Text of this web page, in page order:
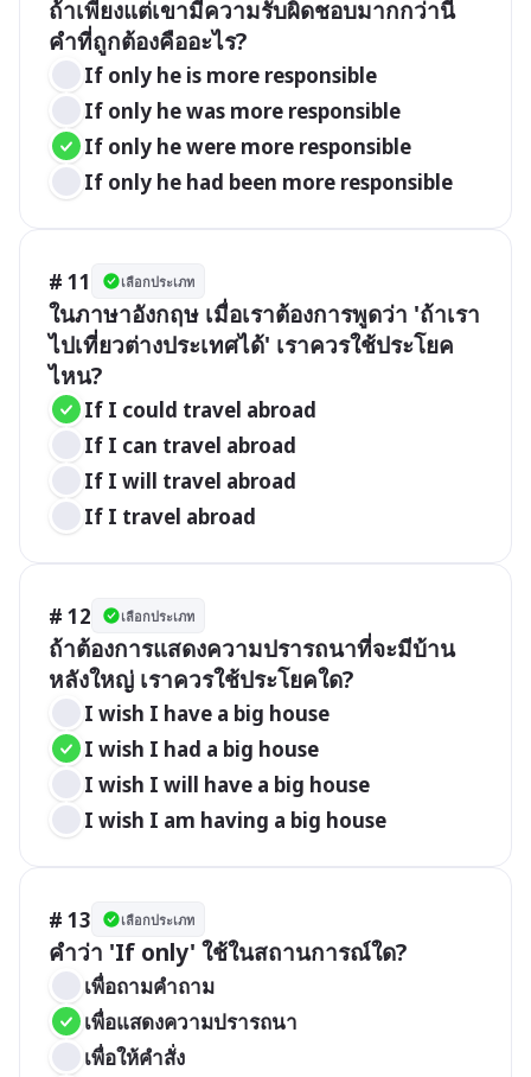
ถ้าเพียงแต่เขามีความรับผิดชอบมากกว่านี้
คำที่ถูกต้องคืออะไร?
If only he is more responsible
If only he was more responsible
If only he were more responsible
If only he had been more responsible
# 11 เลือกประเภท
ในภาษาอังกฤษ เมื่อเราต้องการพูดว่า 'ถ้าเรา
ไปเที่ยวต่างประเทศได้' เราควรใช้ประโยค
ไหน?
If I could travel abroad
If I can travel abroad
If I will travel abroad
If I travel abroad
# 12 เลือกประเภท
ถ้าต้องการแสดงความปรารถนาที่จะมีบ้าน
หลังใหญ่ เราควรใช้ประโยคใด?
I wish I have a big house
I wish I had a big house
I wish I will have a big house
I wish I am having a big house
# 13 เลือกประเภท
คำว่า 'If only' ใช้ในสถานการณ์ใด?
เพื่อถามคำถาม
เพื่อแสดงความปรารถนา
เพื่อให้คำสั่ง